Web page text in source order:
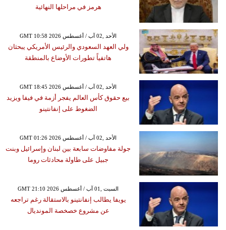
هرمز في مراحلها النهائية
GMT 10:58 2026 الأحد ,02 آب / أغسطس
ولي العهد السعودي والرئيس الأمريكي يبحثان
هاتفياً تطورات الأوضاع بالمنطقة
GMT 18:45 2026 الأحد ,02 آب / أغسطس
بيع حقوق كأس العالم يفجر أزمة في فيفا ويزيد
الضغوط على إنفانتينو
GMT 01:26 2026 الأحد ,02 آب / أغسطس
جولة مفاوضات سابعة بين لبنان وإسرائيل وبنت
جبيل على طاولة محادثات روما
GMT 21:10 2026 السبت ,01 آب / أغسطس
يويفا يطالب إنفانتينو بالاستقالة رغم تراجعه
عن مشروع خصخصة المونديال